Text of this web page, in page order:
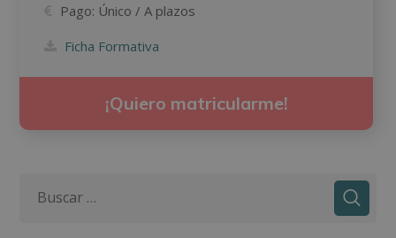
Pago: Único / A plazos
Ficha Formativa
¡Quiero matricularme!